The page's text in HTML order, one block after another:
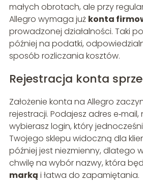
małych obrotach, ale przy
Allegro wymaga już konta
prowadzonej działalności. Taki
później na podatki,
sposób rozliczania kosztów.
Rejestracja konta
Założenie konta na Allegro
rejestracji. Podajesz adres
wybierasz login, który
Twojego sklepu widoczną dla
później jest niezmienny, dlatego
chwilę na wybór nazwy, która
marką i łatwa do zapamiętania.